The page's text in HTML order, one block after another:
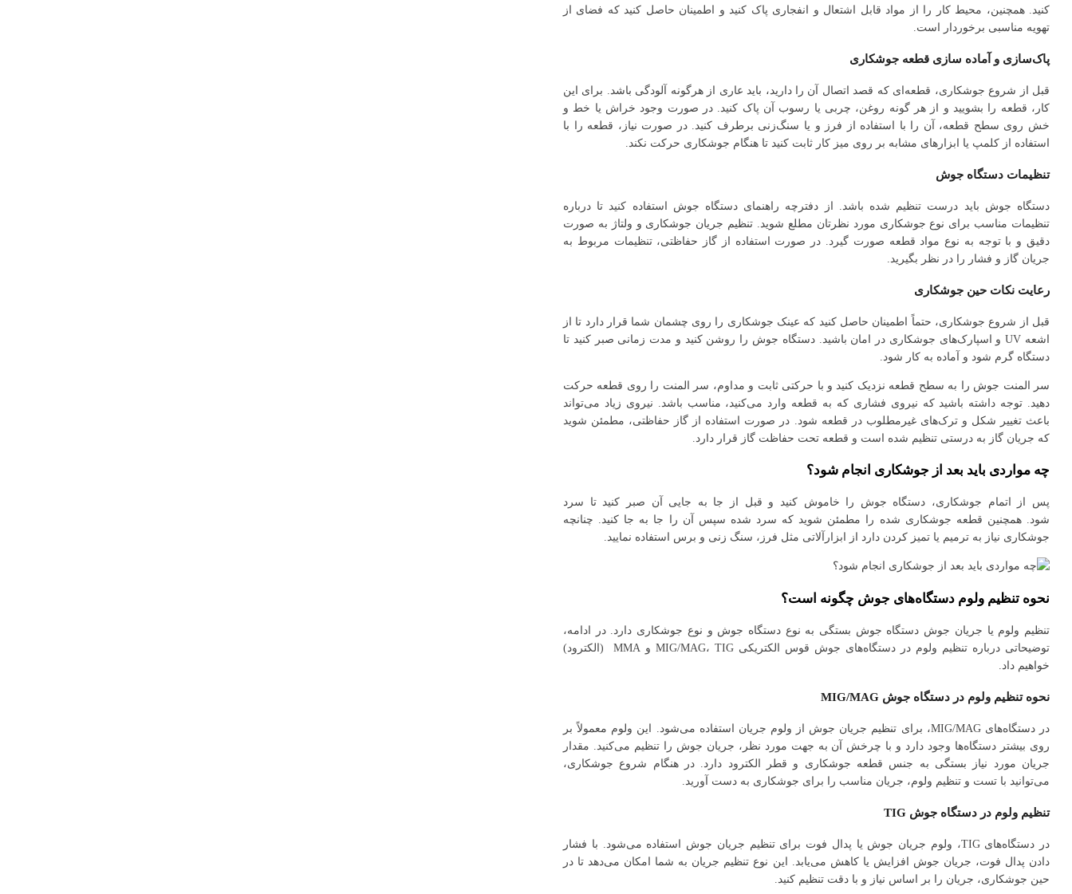
کنید. همچنین، محیط کار را از مواد قابل اشتعال و انفجاری پاک کنید و اطمینان حاصل کنید که فضای از
تهویه مناسبی برخوردار است.
پاک‌سازی و آماده سازی قطعه جوشکاری
قبل از شروع جوشکاری، قطعه‌ای که قصد اتصال آن را دارید، باید عاری از هرگونه آلودگی باشد. برای این
کار، قطعه را بشویید و از هر گونه روغن، چربی یا رسوب آن پاک کنید. در صورت وجود خراش یا خط و
خش روی سطح قطعه، آن را با استفاده از فرز و یا سنگ‌زنی برطرف کنید. در صورت نیاز، قطعه را با
استفاده از کلمپ یا ابزارهای مشابه بر روی میز کار ثابت کنید تا هنگام جوشکاری حرکت نکند.
تنظیمات دستگاه جوش
دستگاه جوش باید درست تنظیم شده باشد. از دفترچه راهنمای دستگاه جوش استفاده کنید تا درباره
تنظیمات مناسب برای نوع جوشکاری مورد نظرتان مطلع شوید. تنظیم جریان جوشکاری و ولتاژ به صورت
دقیق و با توجه به نوع مواد قطعه صورت گیرد. در صورت استفاده از گاز حفاظتی، تنظیمات مربوط به
جریان گاز و فشار را در نظر بگیرید.
رعایت نکات حین جوشکاری
قبل از شروع جوشکاری، حتماً اطمینان حاصل کنید که عینک جوشکاری را روی چشمان شما قرار دارد تا از
اشعه UV و اسپارک‌های جوشکاری در امان باشید. دستگاه جوش را روشن کنید و مدت زمانی صبر کنید تا
دستگاه گرم شود و آماده به کار شود.
سر المنت جوش را به سطح قطعه نزدیک کنید و با حرکتی ثابت و مداوم، سر المنت را روی قطعه حرکت
دهید. توجه داشته باشید که نیروی فشاری که به قطعه وارد می‌کنید، مناسب باشد. نیروی زیاد می‌تواند
باعث تغییر شکل و ترک‌های غیرمطلوب در قطعه شود. در صورت استفاده از گاز حفاظتی، مطمئن شوید
که جریان گاز به درستی تنظیم شده است و قطعه تحت حفاظت گاز قرار دارد.
چه مواردی باید بعد از جوشکاری انجام شود؟
پس از اتمام جوشکاری، دستگاه جوش را خاموش کنید و قبل از جا به جایی آن صبر کنید تا سرد
شود. همچنین قطعه جوشکاری شده را مطمئن شوید که سرد شده سپس آن را جا به جا کنید. چنانچه
جوشکاری نیاز به ترمیم یا تمیز کردن دارد از ابزارآلاتی مثل فرز، سنگ زنی و برس استفاده نمایید.
نحوه تنظیم ولوم دستگاه‌های جوش چگونه است؟
تنظیم ولوم یا جریان جوش دستگاه جوش بستگی به نوع دستگاه جوش و نوع جوشکاری دارد. در ادامه،
توضیحاتی درباره تنظیم ولوم در دستگاه‌های جوش قوس الکتریکی MIG/MAG، TIG و MMA (الکترود)
خواهیم داد.
نحوه تنظیم ولوم در دستگاه جوش MIG/MAG
در دستگاه‌های MIG/MAG، برای تنظیم جریان جوش از ولوم جریان استفاده می‌شود. این ولوم معمولاً بر
روی بیشتر دستگاه‌ها وجود دارد و با چرخش آن به جهت مورد نظر، جریان جوش را تنظیم می‌کنید. مقدار
جریان مورد نیاز بستگی به جنس قطعه جوشکاری و قطر الکترود دارد. در هنگام شروع جوشکاری،
می‌توانید با تست و تنظیم ولوم، جریان مناسب را برای جوشکاری به دست آورید.
تنظیم ولوم در دستگاه جوش TIG
در دستگاه‌های TIG، ولوم جریان جوش یا پدال فوت برای تنظیم جریان جوش استفاده می‌شود. با فشار
دادن پدال فوت، جریان جوش افزایش یا کاهش می‌یابد. این نوع تنظیم جریان به شما امکان می‌دهد تا در
حین جوشکاری، جریان را بر اساس نیاز و با دقت تنظیم کنید.